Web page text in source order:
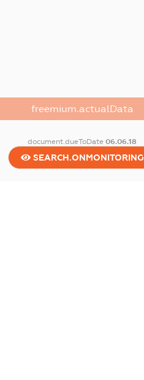
freemium.actualData
document.dueToDate06.06.18
SEARCH.ONMONITORING